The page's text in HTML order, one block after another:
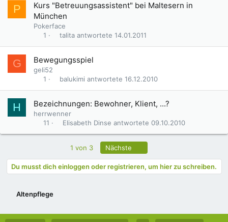
P
Kurs "Betreuungsassistent" bei Maltesern in
München
Pokerface
1
14.01.2011
talita
G Bewegungsspiel
geli52
1
16.12.2010
balukimi
H Bezeichnungen: Bewohner, Klient, ...?
herrwenner
11
09.10.2010
Elisabeth Dinse
1 von 3 Nächste
Du musst dich einloggen oder registrieren, um hier zu schreiben.
Altenpflege